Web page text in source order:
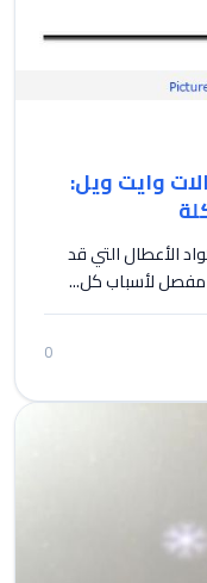
وايت ويل:
الأعطال التي قد
0